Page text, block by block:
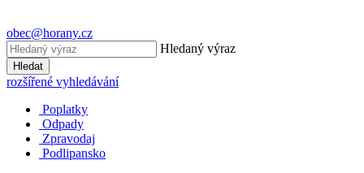
obec@horany.cz
Hledaný výraz
Hledat
rozšířené vyhledávání
Poplatky
Odpady
Zpravodaj
Podlipansko